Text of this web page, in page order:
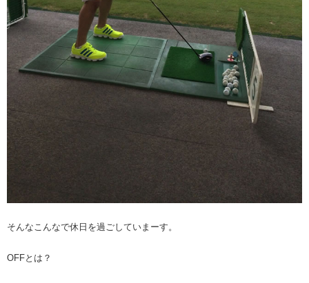
そんなこんなで休日を過ごしていまーす。
OFFとは？